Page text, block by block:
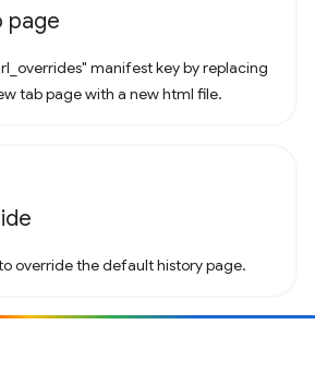
page
manifest key by replacing
tab page with a new html file.
override the default history page.